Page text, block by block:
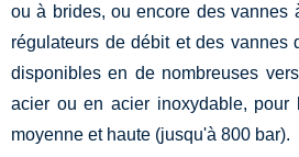
ou à brides, ou encore des vannes
régulateurs de débit et des vannes
disponibles en de nombreuses
acier ou en acier inoxydable, pour
moyenne et haute (jusqu'à 800 bar).